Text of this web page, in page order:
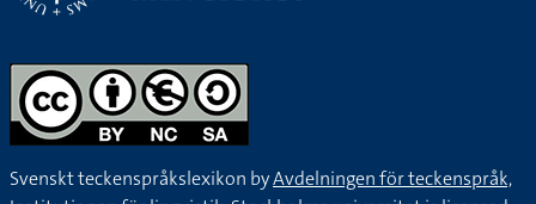
Svenskt teckenspråkslexikon byAvdelningen för teckenspråk,